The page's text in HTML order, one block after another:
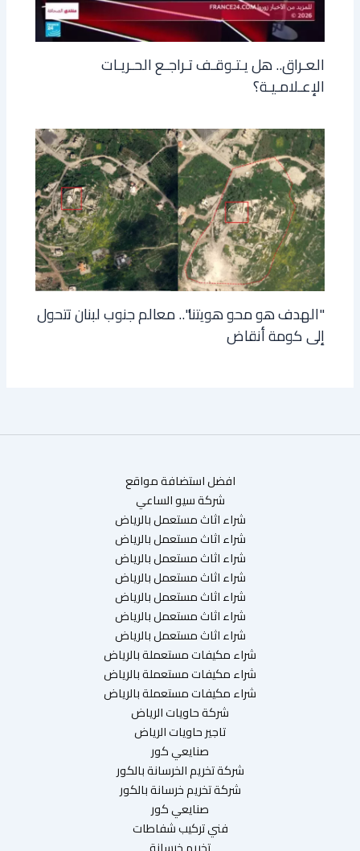
العـراق.. هل يـتـوقـف تـراجـع الحـريـات
الإعـلامـيـة؟
"الهدف هو محو هويتنا".. معالم جنوب لبنان تتحول
إلى كومة أنقاض
افضل استضافة مواقع
شركة سيو الساعي
شراء اثاث مستعمل بالرياض
شراء اثاث مستعمل بالرياض
شراء اثاث مستعمل بالرياض
شراء اثاث مستعمل بالرياض
شراء اثاث مستعمل بالرياض
شراء اثاث مستعمل بالرياض
شراء اثاث مستعمل بالرياض
شراء مكيفات مستعملة بالرياض
شراء مكيفات مستعملة بالرياض
شراء مكيفات مستعملة بالرياض
شركة حاويات الرياض
تاجير حاويات الرياض
صنايعي كور
شركة تخريم الخرسانة بالكور
شركة تخريم خرسانة بالكور
صنايعي كور
فني تركيب شفاطات